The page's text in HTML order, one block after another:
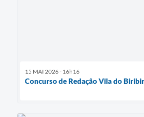
15 MAI 2026 - 16h16
Concurso de Redação Vila do